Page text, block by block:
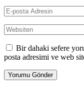
Bir dahaki sefere
posta adresimi ve web